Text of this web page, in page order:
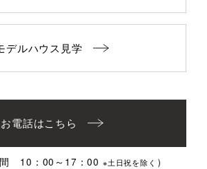
デルハウス見学
お電話はこちら
間 10：00～17：00 ※土日祝を除く ）